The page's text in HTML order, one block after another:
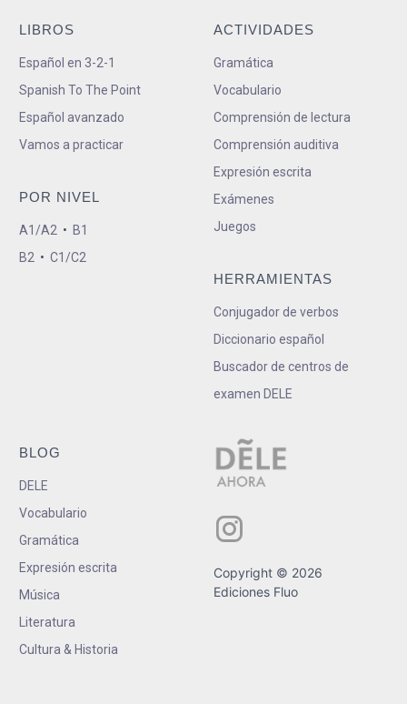
LIBROS
Español en 3-2-1
Spanish To The Point
Español avanzado
Vamos a practicar
POR NIVEL
A1/A2 • B1
B2 • C1/C2
ACTIVIDADES
Gramática
Vocabulario
Comprensión de lectura
Comprensión auditiva
Expresión escrita
Exámenes
Juegos
HERRAMIENTAS
Conjugador de verbos
Diccionario español
Buscador de centros de
examen DELE
BLOG
DELE
Vocabulario
Gramática
Expresión escrita
Música
Literatura
Cultura & Historia
Copyright © 2026
Ediciones Fluo